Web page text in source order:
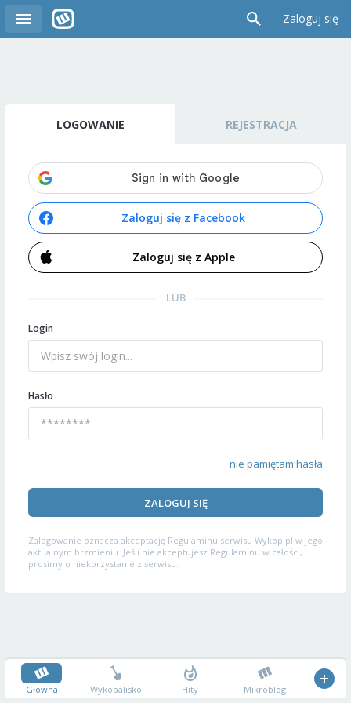
Zaloguj się
LOGOWANIE REJESTRACJA
Zaloguj się z Facebook
Zaloguj się z Apple
LUB
Login
Hasło
nie pamiętam hasła
ZALOGUJ SIĘ
Zalogowanie oznacza akceptację Regulaminu serwisu Wykop.pl w jego
aktualnym brzmieniu. Jeśli nie akceptujesz Regulaminu w całości,
prosimy o niekorzystanie z serwisu.
Główna Wykopalisko Hity Mikroblog